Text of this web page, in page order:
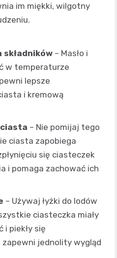
im miękki, wilgotny
składników – Masło i
w temperaturze
lepsze
i kremową
ciasta – Nie pomijaj tego
ciasta zapobiega
się ciasteczek
i pomaga zachować ich
– Używaj łyżki do lodów
ciasteczka miały
i piekły się
zapewni jednolity wygląd